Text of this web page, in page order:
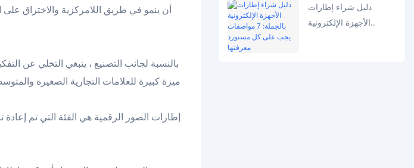
أن ينمو في طريق اللامركزية والاختراق
بالنسبة لجانب التصنيع ، ينبغي التخلي عن
إطارات الصور الرقمية هي الفئة التي تم
دليل شراء إطارات
الأجهزة الإلكترونية